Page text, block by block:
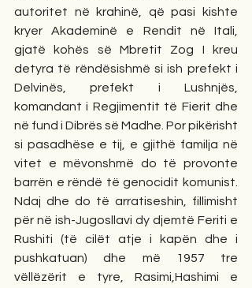
autoritet në krahinë, që pasi kishte
kryer Akademinë e Rendit në Itali,
gjatë kohës së Mbretit Zog I kreu
detyra të rëndësishmë si ish prefekt i
Delvinës, prefekt i Lushnjës,
komandant i Regjimentit të Fierit dhe
në fund i Dibrës së Madhe. Por pikërisht
si pasadhëse e tij, e gjithë familja në
vitet e mëvonshmë do të provonte
barrën e rëndë të genocidit komunist.
Ndaj dhe do të arratiseshin, fillimisht
për në ish-Jugosllavi dy djemtë Feriti e
Rushiti (të cilët atje i kapën dhe i
pushkatuan) dhe më 1957 tre
vëllëzërit e tyre, Rasimi,Hashimi e